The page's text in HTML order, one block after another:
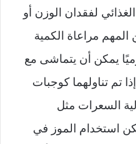
لفقدان الوزن أو
مراعاة الكمية
يمكن أن يتماشى مع
تم تناولهما كوجبات
السعرات مثل
استخدام الموز في